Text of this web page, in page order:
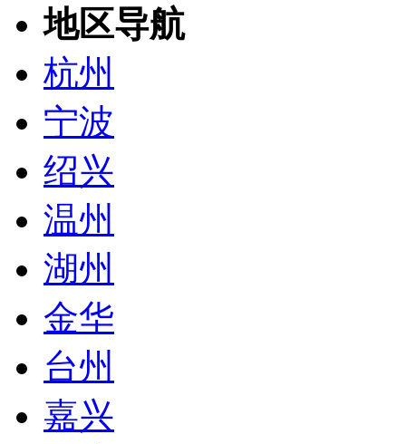
地区导航
杭州
宁波
绍兴
温州
湖州
金华
台州
嘉兴